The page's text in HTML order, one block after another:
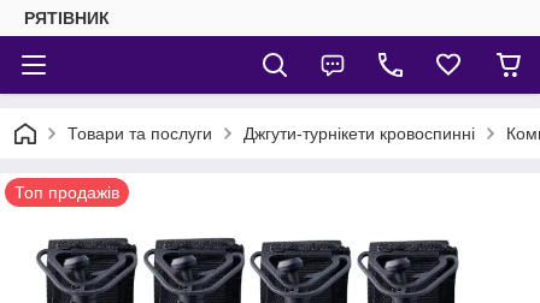
РЯТІВНИК
Товари та послуги Джгути-турнікети кровоспинні
Топ продажів